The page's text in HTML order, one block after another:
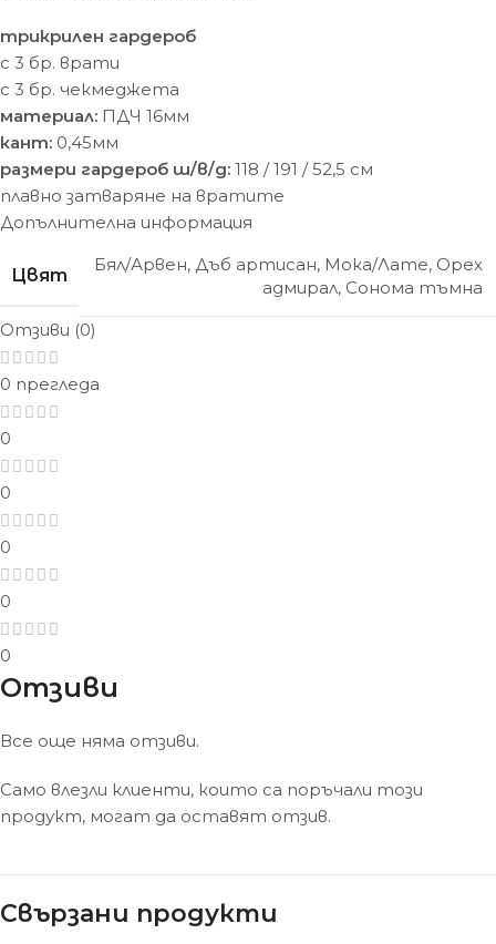
трикрилен гардероб
с 3 бр. врати
с 3 бр. чекмеджета
материал: ПДЧ 16мм
кант: 0,45мм
размери гардероб ш/в/д: 118 / 191 / 52,5 см
плавно затваряне на вратите
Допълнителна информация
Цвят Бял/Арвен, Дъб артисан, Мока/Лате, Орех
адмирал, Сонома тъмна
Отзиви (0)
0 прегледа
0
0
0
0
0
Отзиви
Все още няма отзиви.
Само влезли клиенти, които са поръчали този
продукт, могат да оставят отзив.
Свързани продукти